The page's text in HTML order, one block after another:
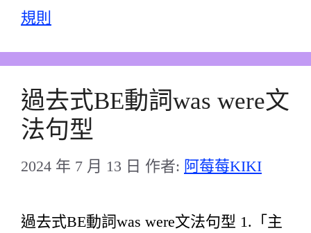
籤
規則
過去式BE動詞was were文
法句型
2024 年 7 月 13 日 作者: 阿莓莓KIKI
過去式BE動詞was were文法句型 1.「主